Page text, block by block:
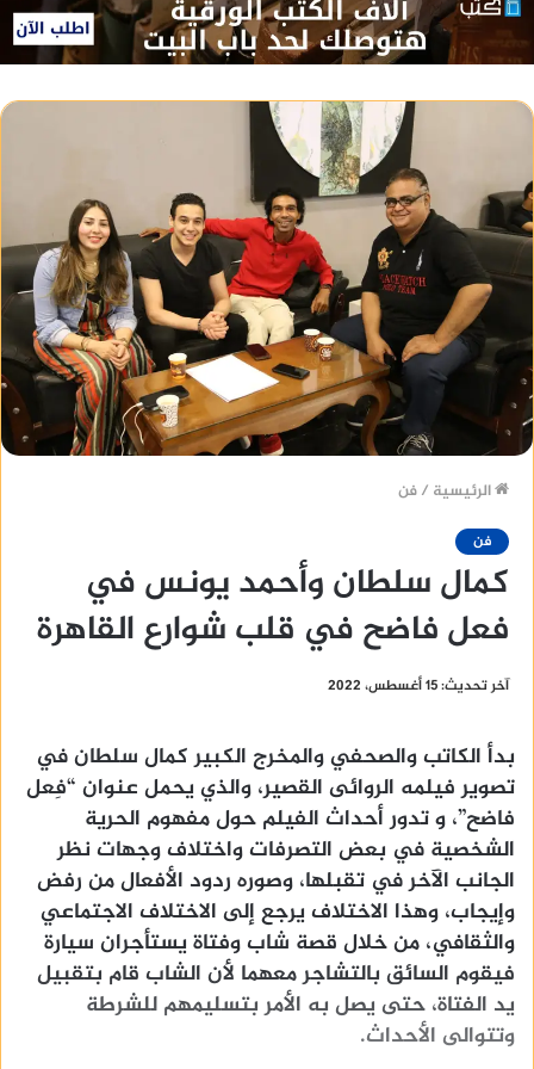
الرئيسية /فن
فن
كمال سلطان وأحمد يونس في
فعل فاضح في قلب شوارع القاهرة
آخر تحديث: 15 أغسطس، 2022
بدأ الكاتب والصحفي والمخرج الكبير كمال سلطان في
تصوير فيلمه الروائى القصير، والذي يحمل عنوان “فِعل
فاضح”، و تدور أحداث الفيلم حول مفهوم الحرية
الشخصية في بعض التصرفات واختلاف وجهات نظر
الجانب الآخر في تقبلها، وصوره ردود الأفعال من رفض
وإيجاب، وهذا الاختلاف يرجع إلى الاختلاف الاجتماعي
والثقافي، من خلال قصة شاب وفتاة يستأجران سيارة
فيقوم السائق بالتشاجر معهما لأن الشاب قام بتقبيل
يد الفتاة، حتى يصل به الأمر بتسليمهم للشرطة
وتتوالى الأحداث.